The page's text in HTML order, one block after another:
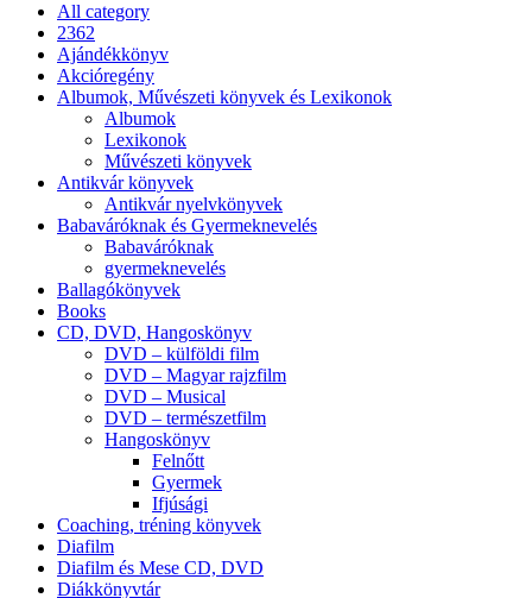
All category
2362
Ajándékkönyv
Akcióregény
Albumok, Művészeti könyvek és Lexikonok
Albumok
Lexikonok
Művészeti könyvek
Antikvár könyvek
Antikvár nyelvkönyvek
Babaváróknak és Gyermeknevelés
Babaváróknak
gyermeknevelés
Ballagókönyvek
Books
CD, DVD, Hangoskönyv
DVD – külföldi film
DVD – Magyar rajzfilm
DVD – Musical
DVD – természetfilm
Hangoskönyv
Felnőtt
Gyermek
Ifjúsági
Coaching, tréning könyvek
Diafilm
Diafilm és Mese CD, DVD
Diákkönyvtár